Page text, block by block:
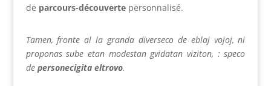
de parcours-découvertepersonnalisé.
Tamen, fronte al la granda diverseco de eblaj vojoj, ni
proponas sube etan modestan gvidatan viziton, : speco
de personecigita eltrovo.